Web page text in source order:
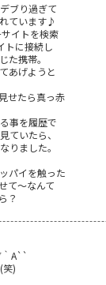
ブり過ぎて
ています♪
イトを検索
トに接続し
た携帯。
あげようと
せたら真っ赤
事を履歴で
ていたら、
りました。
パイを触った
て～なんて
？
｀A``
笑)